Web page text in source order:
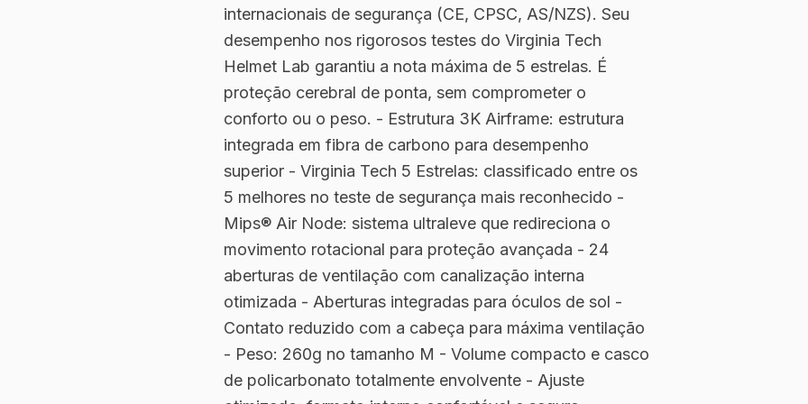
internacionais de segurança (CE, CPSC, AS/NZS). Seu
desempenho nos rigorosos testes do Virginia Tech
Helmet Lab garantiu a nota máxima de 5 estrelas. É
proteção cerebral de ponta, sem comprometer o
conforto ou o peso. - Estrutura 3K Airframe: estrutura
integrada em fibra de carbono para desempenho
superior - Virginia Tech 5 Estrelas: classificado entre os
5 melhores no teste de segurança mais reconhecido -
Mips® Air Node: sistema ultraleve que redireciona o
movimento rotacional para proteção avançada - 24
aberturas de ventilação com canalização interna
otimizada - Aberturas integradas para óculos de sol -
Contato reduzido com a cabeça para máxima ventilação
- Peso: 260g no tamanho M - Volume compacto e casco
de policarbonato totalmente envolvente - Ajuste